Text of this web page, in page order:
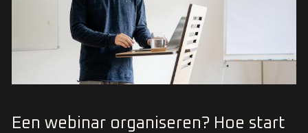
Een webinar organiseren? Hoe start